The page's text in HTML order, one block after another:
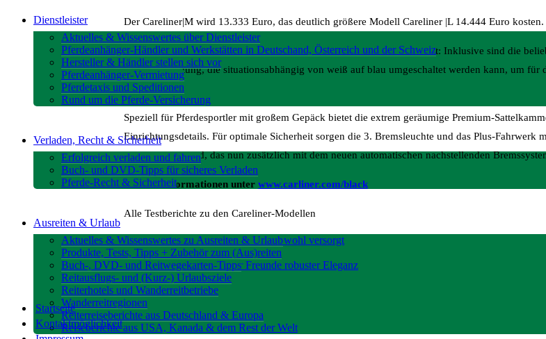
Dienstleister
Aktuelles & Wissenswertes über Dienstleister
Pferdeanhänger-Händler und Werkstätten in Deutschand, Österreich und der Schweiz
Hersteller & Händler stellen sich vor
Pferdeanhänger-Vermietung
Pferdetaxis und Speditionen
Rund um die Pferde-Versicherung
Verladen, Recht & Sicherheit
Erfolgreich verladen und fahren
Buch- und DVD-Tipps für sicheres Verladen
Pferde-Recht & Sicherheit
Ausreiten & Urlaub
Aktuelles & Wissenswertes zu Ausreiten & Urlaub
Produkte, Tests, Tipps + Zubehör zum (Aus)reiten
Buch-, DVD- und Reitwegekarten-Tipps
Reitausflugs- und (Kurz-) Urlaubsziele
Reiterhotels und Wanderreitbetriebe
Wanderreitregionen
Reiterreiseberichte aus Deutschland & Europa
Reiseberichte aus USA, Kanada & dem Rest der Welt
Der Careliner|M wird 13.333 Euro, das deutlich größere Modell Careliner |L 14.444 Euro kosten.
Dafür wird die Sondermodell-Edition mit Komplett-Ausstattung geliefert: Inklusive sind die
LED Beleuchtung, die situationsabhängig von weiß auf blau umgeschaltet werden kann, um für
schaffen.
Speziell für Pferdesportler mit großem Gepäck bietet die extrem geräumige Premium-
Einrichtungsdetails. Für optimale Sicherheit sorgen die 3. Bremsleuchte und das Plus-Fahrwerk
Automibilstandard, das nun zusätzlich mit dem neuen automatischen nachstellenden
Weitere Informationen unter www.carliner.com/black
Alle Testberichte zu den Careliner-Modellen
Careliner m: Pferd und Reiter wohl versorgt
Careliner L: Groß gewachsen
Careliner m Alu: Für Freunde robuster Eleganz
Startseite
Kontaktmöglichkeit